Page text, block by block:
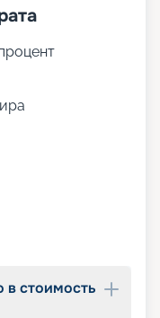
в стоимость